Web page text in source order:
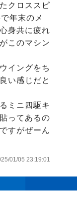
クロススピ
年末のメ
身共に疲れ
このマシン
イングをち
い感じだと
ミニ四駆キ
ってあるの
すがぜーん
01/05 23:19:01